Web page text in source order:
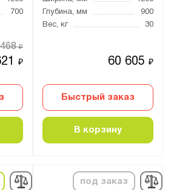
700
₽
₽
Глубина, мм
900
Вес, кг
30
60 605₽
Быстрый заказ
В корзину
под заказ
(RAL 7038)
серый (RAL 7016)
серый (RAL 7024)
(RAL 6018)
(RAL 5015)
7037)